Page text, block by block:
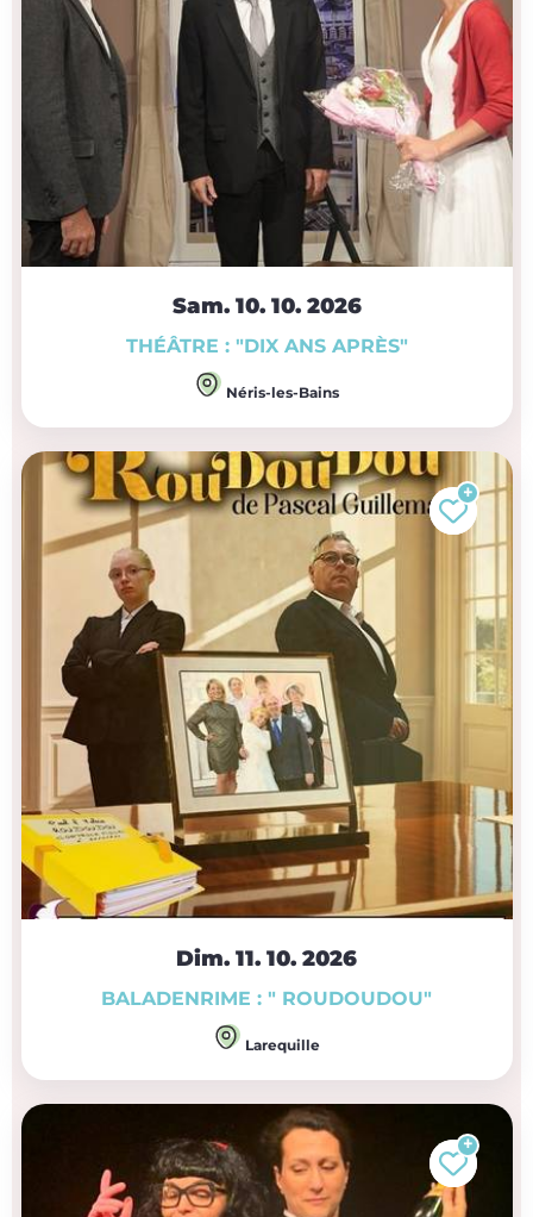
Sam. 10. 10. 2026
THÉÂTRE : "DIX ANS APRÈS"
Néris-les-Bains
Dim. 11. 10. 2026
BALADENRIME : " ROUDOUDOU"
Larequille